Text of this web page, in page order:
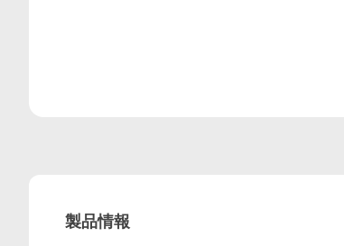
製品情報